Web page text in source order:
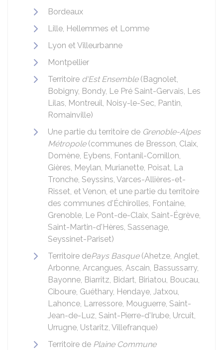
Bordeaux
Lille, Hellemmes et Lomme
Lyon et Villeurbanne
Montpellier
Territoire d'Est Ensemble(Bagnolet,
Bobigny, Bondy, Le Pré Saint-Gervais, Les
Lilas, Montreuil, Noisy-le-Sec, Pantin,
Romainville)
Une partie du territoire de Grenoble-Alpes
Métropole(communes de Bresson, Claix,
Domène, Eybens, Fontanil-Cornillon,
Gières, Meylan, Murianette, Poisat, La
Tronche, Seyssins, Varces-Allières-et-
Risset, et Venon, et une partie du territoire
des communes d'Échirolles, Fontaine,
Grenoble, Le Pont-de-Claix, Saint-Égrève,
Saint-Martin-d'Hères, Sassenage,
Seyssinet-Pariset)
Territoire dePays Basque(Ahetze, Anglet,
Arbonne, Arcangues, Ascain, Bassussarry,
Bayonne, Biarritz, Bidart, Biriatou, Boucau,
Ciboure, Guéthary, Hendaye, Jatxou,
Lahonce, Larressore, Mouguerre, Saint-
Jean-de-Luz, Saint-Pierre-d'Irube, Urcuit,
Urrugne, Ustaritz, Villefranque)
Territoire de Plaine Commune